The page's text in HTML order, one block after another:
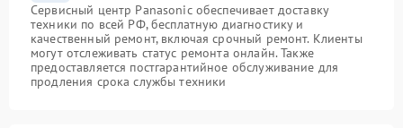
Сервисный центр Panasonic обеспечивает доставку
техники по всей РФ, бесплатную диагностику и
качественный ремонт, включая срочный ремонт. Клиенты
могут отслеживать статус ремонта онлайн. Также
предоставляется постгарантийное обслуживание для
продления срока службы техники